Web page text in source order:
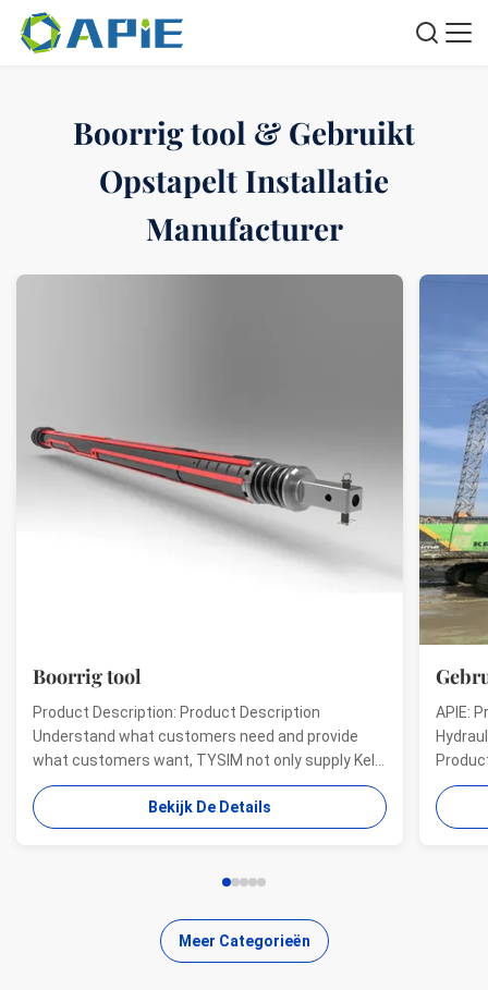
Boorrig tool & Gebruikt
Opstapelt Installatie
Manufacturer
Boorrig tool
Product Description: Product Description
Understand what customers need and provide
what customers want, TYSIM not only supply Kelly
bars for drill rigs of world’s top brands, but also
provide one-stop solution for the world foundation
construction users. While providing customized
Bekijk De Details
APIE:
offer
Meer Categorieën